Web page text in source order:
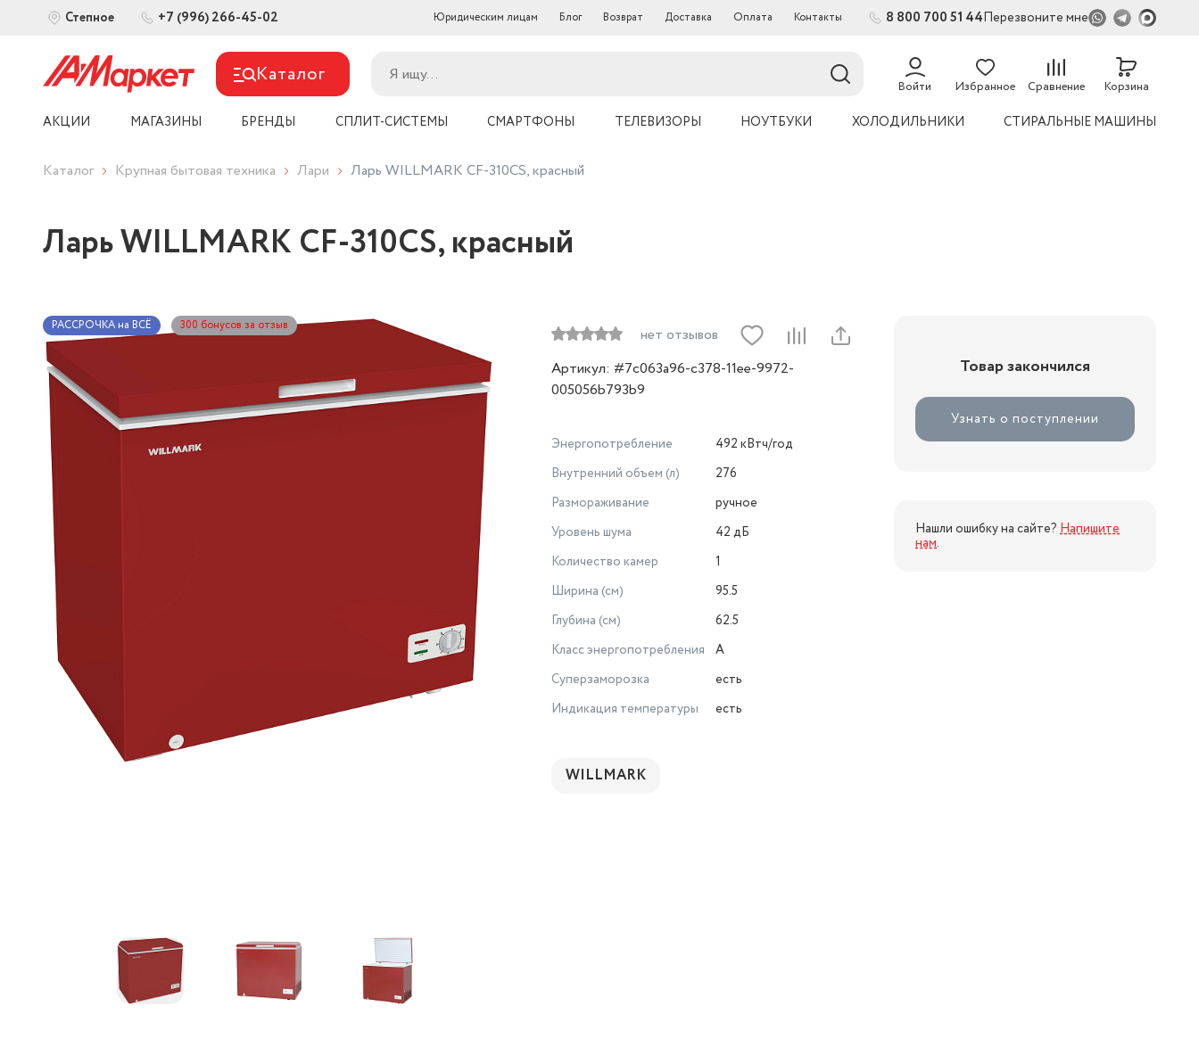
Степное +7 (996) 266-45-02 Юридическим лицам Блог Возврат Доставка Оплата Контакты 8 800 700 51 44Перезвоните мне
Каталог Войти Избранное Сравнение
54
Корзина
АКЦИИ МАГАЗИНЫ БРЕНДЫ СПЛИТ-СИСТЕМЫ СМАРТФОНЫ ТЕЛЕВИЗОРЫ НОУТБУКИ ХОЛОДИЛЬНИКИ СТИРАЛЬНЫЕ МАШИНЫ
Каталог Крупная бытовая техника Лари Ларь WILLMARK CF-310CS, красный
Ларь WILLMARK CF-310CS, красный
РАССРОЧКА на ВСЁ 300 бонусов за отзыв
нет отзывов
Артикул: #7c063a96-c378-11ee-9972-
005056b793b9
Энергопотребление
492 кВтч/год
Внутренний объем (л)
276
Размораживание
ручное
Уровень шума
42 дБ
Количество камер
1
Ширина (см)
95.5
Глубина (см)
62.5
Класс энергопотребления
A
Суперзаморозка
есть
Индикация температуры
есть
WILLMARK
Товар закончился
Узнать о поступлении
Нашли ошибку на сайте? Напишите
нам.